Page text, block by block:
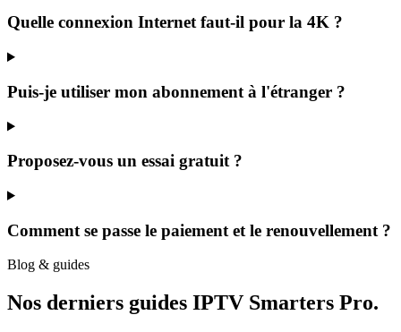
Quelle connexion Internet faut-il pour la 4K ?
Puis-je utiliser mon abonnement à l'étranger ?
Proposez-vous un essai gratuit ?
Comment se passe le paiement et le renouvellement ?
Blog & guides
Nos derniers guides IPTV Smarters Pro.